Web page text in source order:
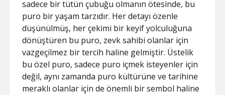
sadece bir tütün çubuğu olmanın ötesinde, bu
puro bir yaşam tarzıdır. Her detayı özenle
düşünülmüş, her çekimi bir keyif yolculuğuna
dönüştüren bu puro, zevk sahibi olanlar için
vazgeçilmez bir tercih haline gelmiştir. Üstelik
bu özel puro, sadece puro içmek isteyenler için
değil, aynı zamanda puro kültürüne ve tarihine
meraklı olanlar için de önemli bir sembol haline